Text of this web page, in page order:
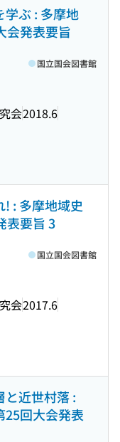
学ぶ : 多摩地
会発表要旨
会2018.6
国立国会図書館
: 多摩地域史
表要旨 3
会2017.6
国立国会図書館
と近世村落 :
25回大会発表